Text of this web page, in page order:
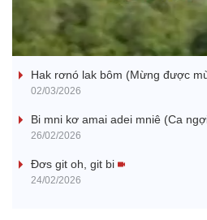
a
V
Nhớ bạn
Hak rơnó lak bôm (Mừng được
02/03/2026
Bi mni kơ amai adei mniê (Ca
26/02/2026
Đơs git oh, git bi
24/02/2026